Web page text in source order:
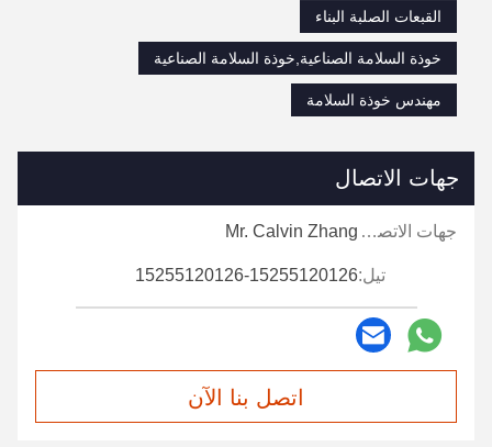
القبعات الصلبة البناء
خوذة السلامة الصناعية,خوذة السلامة الصناعية
مهندس خوذة السلامة
جهات الاتصال
جهات الاتصال: Mr. Calvin Zhang
تيل:15255120126-15255120126
اتصل بنا الآن